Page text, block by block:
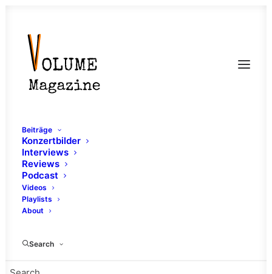
Beiträge
Konzertbilder
Interviews
Reviews
Podcast
Videos
Playlists
About
Search